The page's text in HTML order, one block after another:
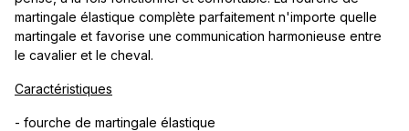
martingale élastique complète parfaitement n'importe quelle
martingale et favorise une communication harmonieuse entre
le cavalier et le cheval.
Caractéristiques
- fourche de martingale élastique